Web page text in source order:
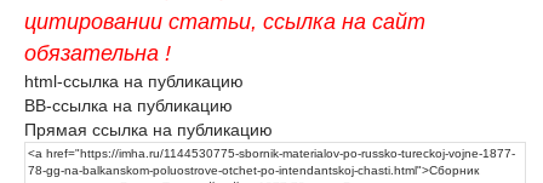
цитировании статьи, ссылка на сайт
обязательна !
html-ссылка на публикацию
BB-ссылка на публикацию
Прямая ссылка на публикацию